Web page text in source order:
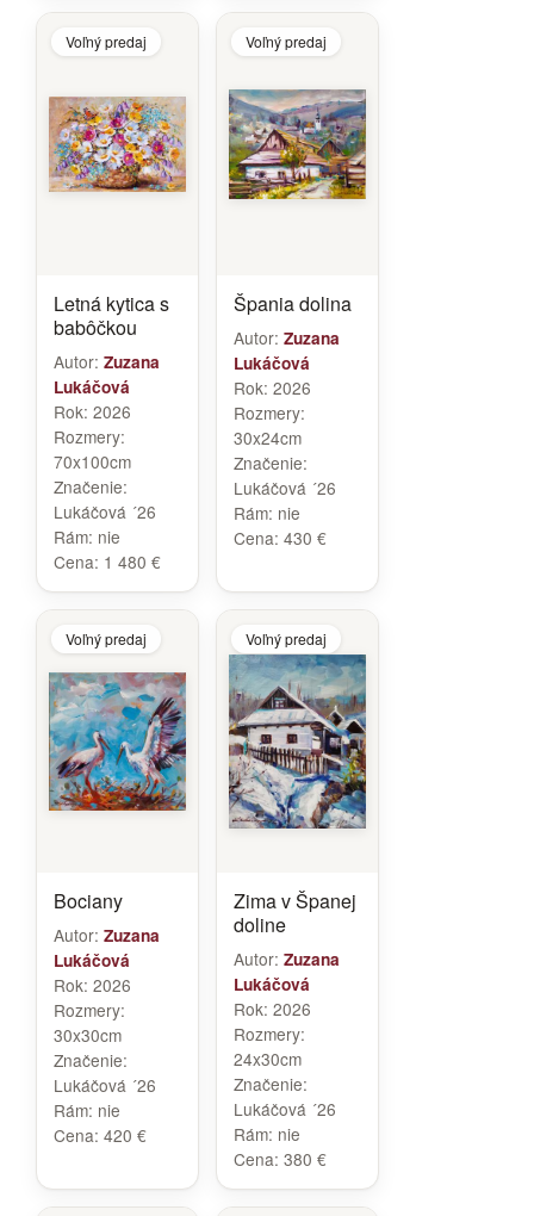
Voľný predaj
Letná kytica s
babôčkou
Autor: Zuzana
Lukáčová
Rok: 2026
Rozmery:
70x100cm
Značenie:
Lukáčová ´26
Rám: nie
Cena: 1 480 €
Voľný predaj
Špania dolina
Autor: Zuzana
Lukáčová
Rok: 2026
Rozmery:
30x24cm
Značenie:
Lukáčová ´26
Rám: nie
Cena: 430 €
Voľný predaj
Bociany
Autor: Zuzana
Lukáčová
Rok: 2026
Rozmery:
30x30cm
Značenie:
Lukáčová ´26
Rám: nie
Cena: 420 €
Voľný predaj
Zima v Španej
doline
Autor: Zuzana
Lukáčová
Rok: 2026
Rozmery:
24x30cm
Značenie:
Lukáčová ´26
Rám: nie
Cena: 380 €